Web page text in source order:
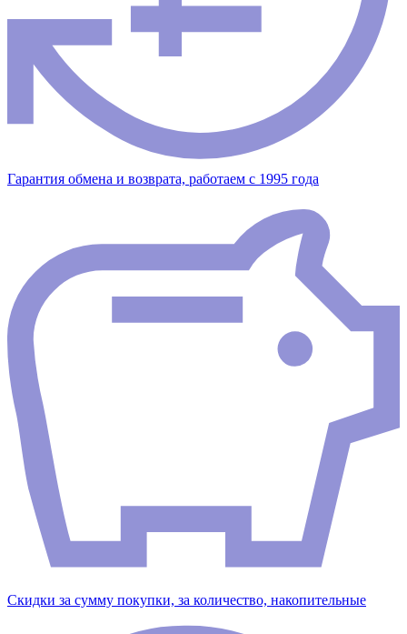
Гарантия обмена и возврата, работаем с 1995 года
Скидки за сумму покупки, за количество, накопительные